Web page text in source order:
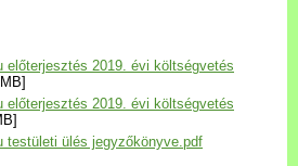
előterjesztés 2019. évi költségvetés
előterjesztés 2019. évi költségvetés
testületi ülés jegyzőkönyve.pdf